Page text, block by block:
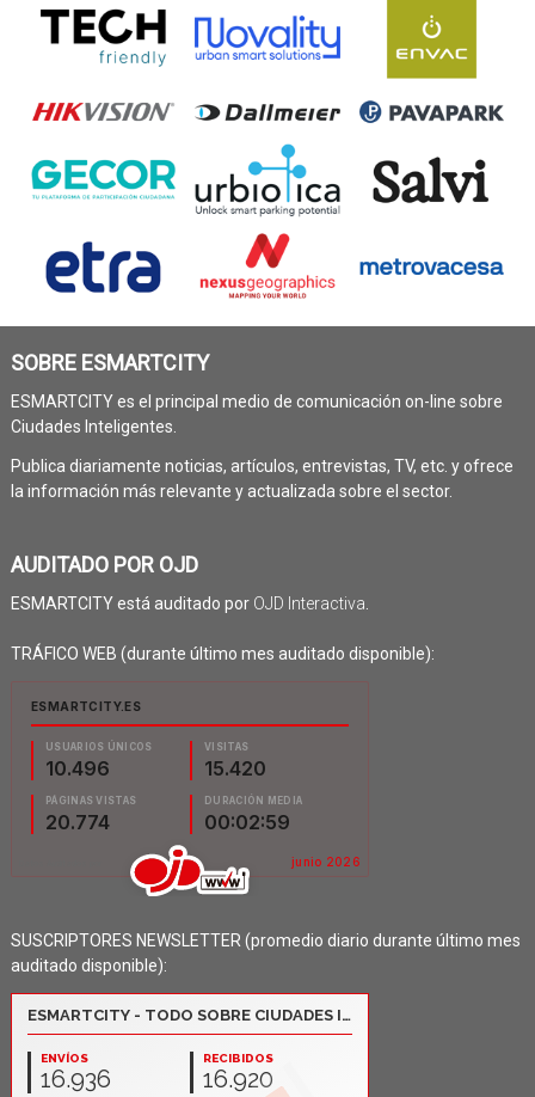
SOBRE ESMARTCITY
ESMARTCITY es el principal medio de comunicación on-line sobre
Ciudades Inteligentes.
Publica diariamente noticias, artículos, entrevistas, TV, etc. y ofrece
la información más relevante y actualizada sobre el sector.
AUDITADO POR OJD
ESMARTCITY está auditado por OJD Interactiva
TRÁFICO WEB (durante último mes auditado disponible):
SUSCRIPTORES NEWSLETTER (promedio diario durante último mes
auditado disponible):